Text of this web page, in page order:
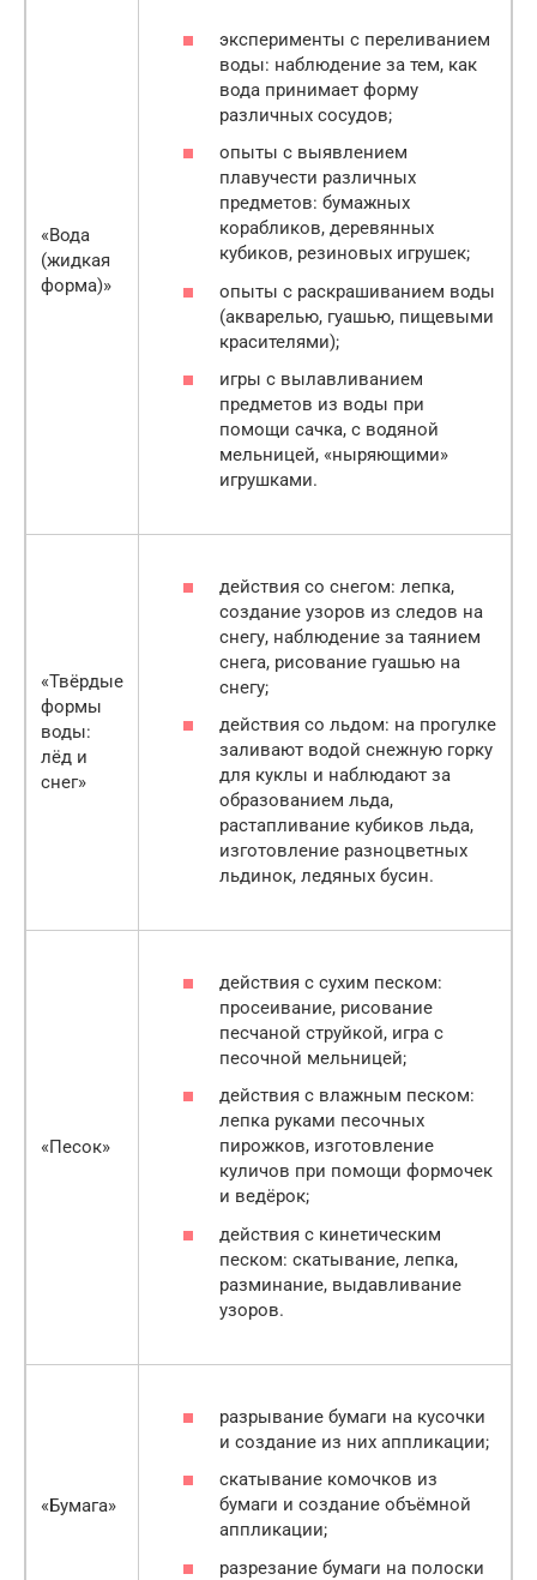
«Вода
(жидкая
форма)»
эксперименты с переливанием
воды: наблюдение за тем, как
вода принимает форму
различных сосудов;
опыты с выявлением
плавучести различных
предметов: бумажных
корабликов, деревянных
кубиков, резиновых игрушек;
опыты с раскрашиванием воды
(акварелью, гуашью, пищевыми
красителями);
игры с вылавливанием
предметов из воды при
помощи сачка, с водяной
мельницей, «ныряющими»
игрушками.
«Твёрдые
формы
воды:
лёд и
снег»
действия со снегом: лепка,
создание узоров из следов на
снегу, наблюдение за таянием
снега, рисование гуашью на
снегу;
действия со льдом: на прогулке
заливают водой снежную горку
для куклы и наблюдают за
образованием льда,
растапливание кубиков льда,
изготовление разноцветных
льдинок, ледяных бусин.
«Песок»
действия с сухим песком:
просеивание, рисование
песчаной струйкой, игра с
песочной мельницей;
действия с влажным песком:
лепка руками песочных
пирожков, изготовление
куличов при помощи формочек
и ведёрок;
действия с кинетическим
песком: скатывание, лепка,
разминание, выдавливание
узоров.
«Бумага»
разрывание бумаги на кусочки
и создание из них аппликации;
скатывание комочков из
бумаги и создание объёмной
аппликации;
разрезание бумаги на полоски